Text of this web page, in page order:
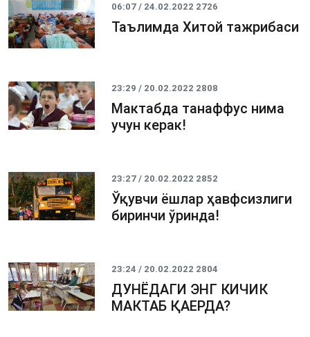
06:07 / 24.02.2022 2726
Таълимда Хитой тажрибаси
23:29 / 20.02.2022 2808
Мактабда танаффус нима
учун керак!
23:27 / 20.02.2022 2852
Ўқувчи ёшлар ҳавфсизлиги
биринчи ўринда!
23:24 / 20.02.2022 2804
ДУНЁДАГИ ЭНГ КИЧИК
МАКТАБ ҚАЕРДА?